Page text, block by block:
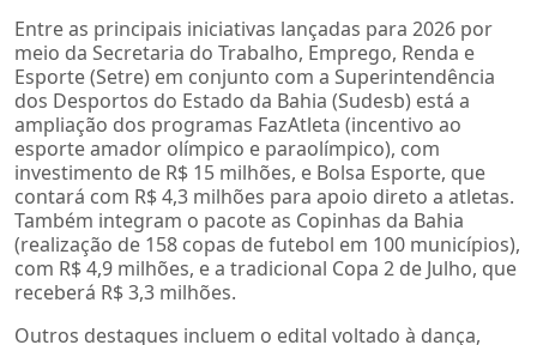
Entre as principais iniciativas lançadas para 2026 por
meio da Secretaria do Trabalho, Emprego, Renda e
Esporte (Setre) em conjunto com a Superintendência
dos Desportos do Estado da Bahia (Sudesb) está a
ampliação dos programas FazAtleta (incentivo ao
esporte amador olímpico e paraolímpico), com
investimento de R$ 15 milhões, e Bolsa Esporte, que
contará com R$ 4,3 milhões para apoio direto a atletas.
Também integram o pacote as Copinhas da Bahia
(realização de 158 copas de futebol em 100 municípios),
com R$ 4,9 milhões, e a tradicional Copa 2 de Julho, que
receberá R$ 3,3 milhões.
Outros destaques incluem o edital voltado à dança,